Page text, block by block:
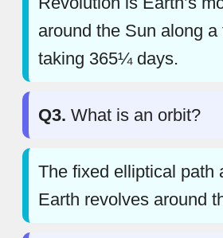
around the Sun along a
taking 365¼ days.
Q3. What is an orbit?
The fixed elliptical path
Earth revolves around